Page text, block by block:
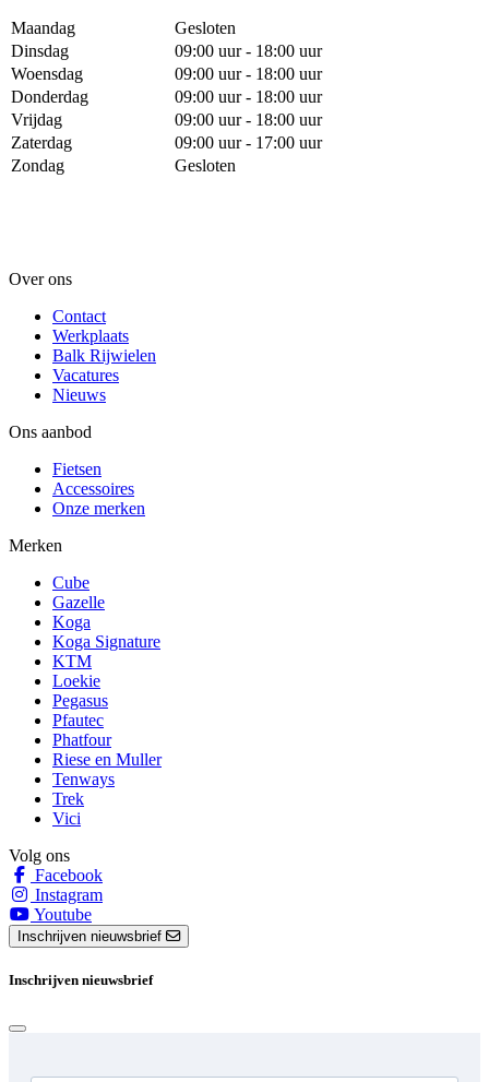
Maandag
Gesloten
Dinsdag
09:00 uur - 18:00 uur
Woensdag
09:00 uur - 18:00 uur
Donderdag
09:00 uur - 18:00 uur
Vrijdag
09:00 uur - 18:00 uur
Zaterdag
09:00 uur - 17:00 uur
Zondag
Gesloten
Over ons
Contact
Werkplaats
Balk Rijwielen
Vacatures
Nieuws
Ons aanbod
Fietsen
Accessoires
Onze merken
Merken
Cube
Gazelle
Koga
Koga Signature
KTM
Loekie
Pegasus
Pfautec
Phatfour
Riese en Muller
Tenways
Trek
Vici
Volg ons
Facebook
Instagram
Youtube
Inschrijven nieuwsbrief
Inschrijven nieuwsbrief